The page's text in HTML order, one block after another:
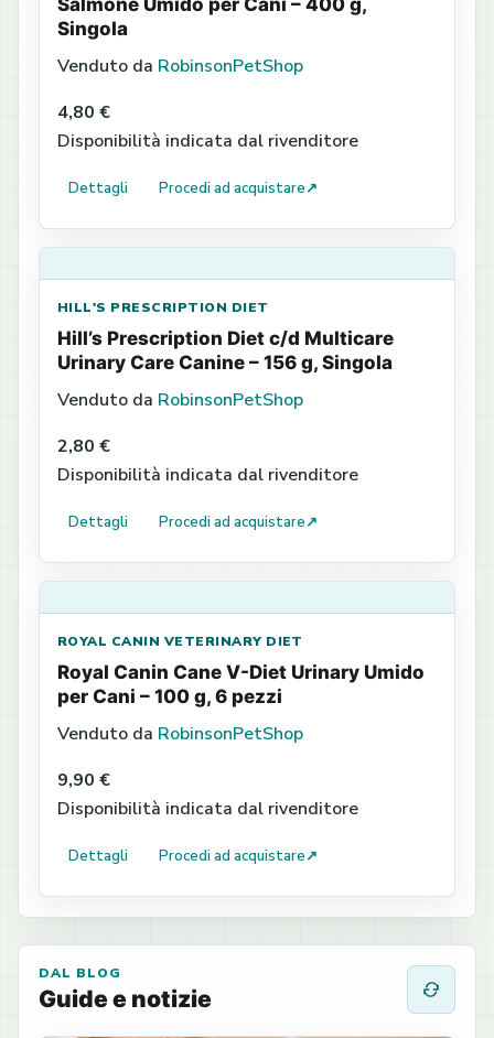
Salmone Umido per Cani – 400 g,
Singola
Venduto da RobinsonPetShop
4,80 €
Disponibilità indicata dal rivenditore
Dettagli Procedi ad acquistare↗
HILL'S PRESCRIPTION DIET
Hill’s Prescription Diet c/d Multicare
Urinary Care Canine – 156 g, Singola
Venduto da RobinsonPetShop
2,80 €
Disponibilità indicata dal rivenditore
Dettagli Procedi ad acquistare↗
ROYAL CANIN VETERINARY DIET
Royal Canin Cane V-Diet Urinary Umido
per Cani – 100 g, 6 pezzi
Venduto da RobinsonPetShop
9,90 €
Disponibilità indicata dal rivenditore
Dettagli Procedi ad acquistare↗
DAL BLOG
Guide e notizie